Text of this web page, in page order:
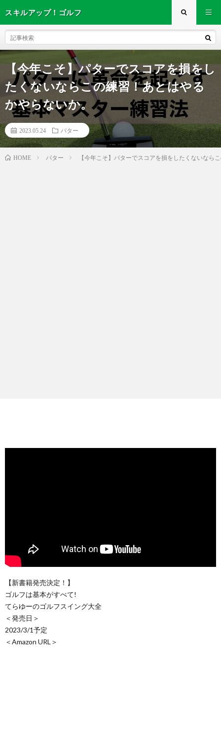
スキルアップ！ゴルフ
【今年こそ】パターでスコアを損をし
たくないならこの練習！あとはやる
かやらないか。
2023.05.24 パター
HOME パター 【今年こそ】パターでスコアを損をしたくないなら
【新書籍発売決定！】
ゴルフは基本がすべて!
てらゆーのゴルフスイング大全
＜発売日＞
2023/3/1予定
＜Amazon URL＞